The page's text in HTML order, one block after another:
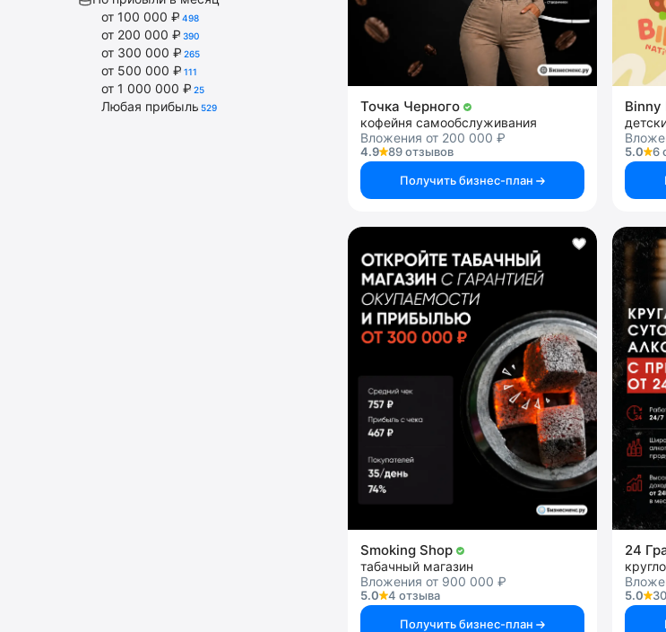
от 100 000 ₽ 498
от 200 000 ₽ 390
от 300 000 ₽ 265
от 500 000 ₽ 111
от 1 000 000 ₽ 25
Любая прибыль 529 Точка Черного
кофейня самообслуживания
Вложения от 200 000 ₽
4.9
89 отзывов
Получить бизнес-план
Binny
5.0
6
Smoking Shop
табачный магазин
Вложения от 900 000 ₽
5.0
4 отзыва
Получить бизнес-план
24
5.0